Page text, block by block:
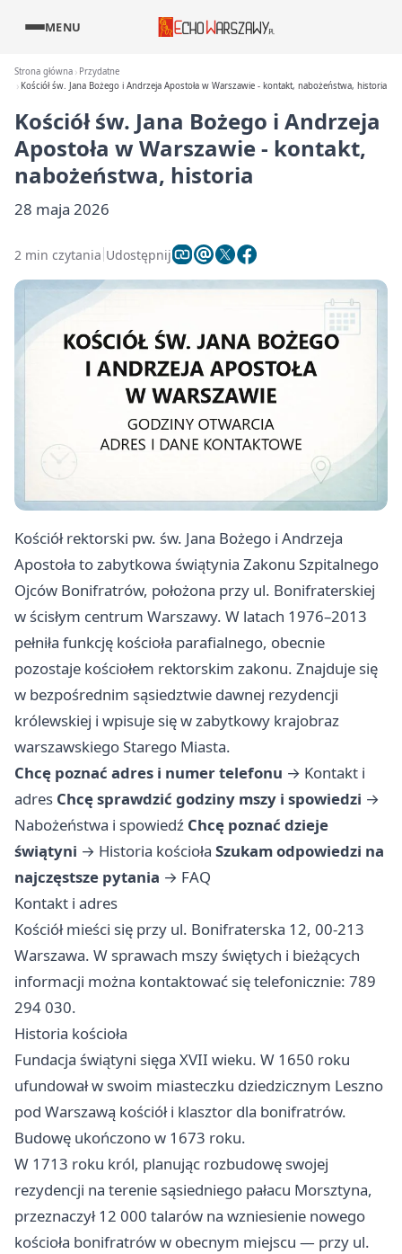
MENU
Strona główna
Przydatne
Kościół św. Jana Bożego i Andrzeja Apostoła w Warszawie - kontakt, nabożeństwa, historia
Kościół św. Jana Bożego i Andrzeja
Apostoła w Warszawie - kontakt,
nabożeństwa, historia
28 maja 2026
2 min czytania Udostępnij
Kościół rektorski pw. św. Jana Bożego i Andrzeja
Apostoła to zabytkowa świątynia Zakonu Szpitalnego
Ojców Bonifratrów, położona przy ul. Bonifraterskiej
w ścisłym centrum Warszawy. W latach 1976–2013
pełniła funkcję kościoła parafialnego, obecnie
pozostaje kościołem rektorskim zakonu. Znajduje się
w bezpośrednim sąsiedztwie dawnej rezydencji
królewskiej i wpisuje się w zabytkowy krajobraz
warszawskiego Starego Miasta.
Chcę poznać adres i numer telefonu → Kontakt i
adres Chcę sprawdzić godziny mszy i spowiedzi →
Nabożeństwa i spowiedź Chcę poznać dzieje
świątyni → Historia kościoła Szukam odpowiedzi na
najczęstsze pytania → FAQ
Kontakt i adres
Kościół mieści się przy ul. Bonifraterska 12, 00-213
Warszawa. W sprawach mszy świętych i bieżących
informacji można kontaktować się telefonicznie: 789
294 030.
Historia kościoła
Fundacja świątyni sięga XVII wieku. W 1650 roku
ufundował w swoim miasteczku dziedzicznym Leszno
pod Warszawą kościół i klasztor dla bonifratrów.
Budowę ukończono w 1673 roku.
W 1713 roku król, planując rozbudowę swojej
rezydencji na terenie sąsiedniego pałacu Morsztyna,
przeznaczył 12 000 talarów na wzniesienie nowego
kościoła bonifratrów w obecnym miejscu — przy ul.